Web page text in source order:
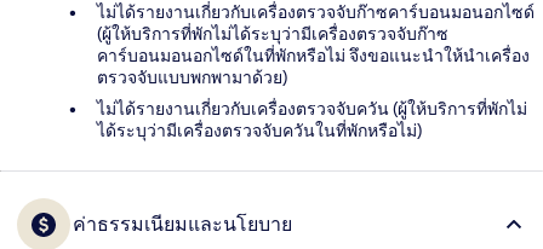
ไม่ได้รายงานเกี่ยวกับเครื่องตรวจจับก๊าซคาร์บอนมอนอกไซด์
(ผู้ให้บริการที่พักไม่ได้ระบุว่ามีเครื่องตรวจจับก๊าซ
คาร์บอนมอนอกไซด์ในที่พักหรือไม่ จึงขอแนะนำให้นำเครื่อง
ตรวจจับแบบพกพามาด้วย)
ไม่ได้รายงานเกี่ยวกับเครื่องตรวจจับควัน (ผู้ให้บริการที่พักไม่
ได้ระบุว่ามีเครื่องตรวจจับควันในที่พักหรือไม่)
ค่าธรรมเนียมและนโยบาย